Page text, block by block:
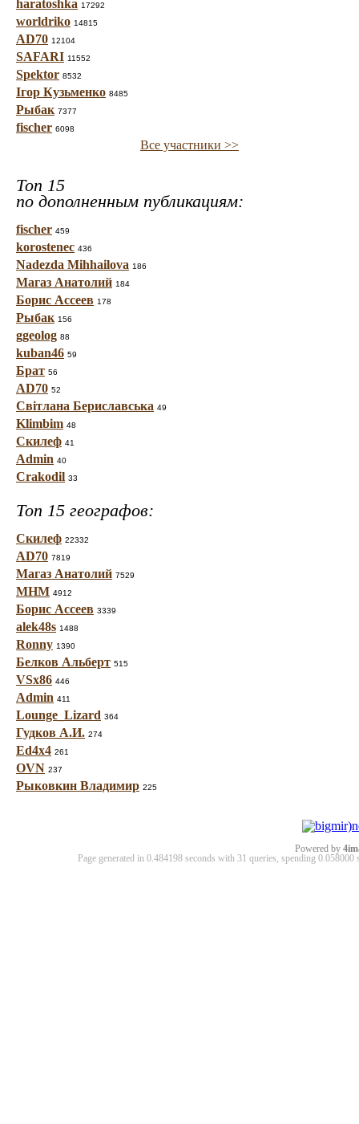
haratoshka 17292
worldriko 14815
AD70 12104
SAFARI 11552
Spektor 8532
Ігор Кузьменко 8485
Рыбак 7377
fischer 6098
Все участники >>
Топ 15
по дополненным публикациям:
fischer 459
korostenec 436
Nadezda Mihhailova 186
Магаз Анатолий 184
Борис Ассеев 178
Рыбак 156
ggeolog 88
kuban46 59
Брат 56
AD70 52
Світлана Бериславська 49
Klimbim 48
Скилеф 41
Admin 40
Crakodil 33
Топ 15 географов:
Скилеф 22332
AD70 7819
Магаз Анатолий 7529
МНМ 4912
Борис Ассеев 3339
alek48s 1488
Ronny 1390
Белков Альберт 515
VSx86 446
Admin 411
Lounge_Lizard 364
Гудков А.И. 274
Ed4x4 261
OVN 237
Рыковкин Владимир 225
Powered by
Page generated in 0.484198 seconds with 31 queries, spending